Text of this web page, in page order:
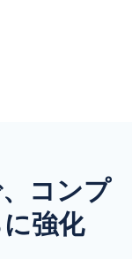
コンプ
強化